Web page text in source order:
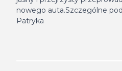
nowego auta.Szczególne
Patryka